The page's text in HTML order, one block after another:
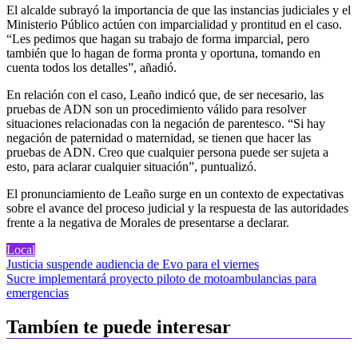
El alcalde subrayó la importancia de que las instancias judiciales y el
Ministerio Público actúen con imparcialidad y prontitud en el caso.
“Les pedimos que hagan su trabajo de forma imparcial, pero
también que lo hagan de forma pronta y oportuna, tomando en
cuenta todos los detalles”, añadió.
En relación con el caso, Leaño indicó que, de ser necesario, las
pruebas de ADN son un procedimiento válido para resolver
situaciones relacionadas con la negación de parentesco. “Si hay
negación de paternidad o maternidad, se tienen que hacer las
pruebas de ADN. Creo que cualquier persona puede ser sujeta a
esto, para aclarar cualquier situación”, puntualizó.
El pronunciamiento de Leaño surge en un contexto de expectativas
sobre el avance del proceso judicial y la respuesta de las autoridades
frente a la negativa de Morales de presentarse a declarar.
Local
Navegación
de
Justicia suspende audiencia de Evo para el viernes
Sucre implementará proyecto piloto de motoambulancias para
emergencias
Tambíen te puede interesar